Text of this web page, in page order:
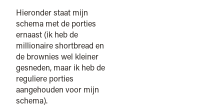
Hieronder staat mijn
schema met de porties
ernaast (ik heb de
millionaire shortbread en
de brownies wel kleiner
gesneden, maar ik heb de
reguliere porties
aangehouden voor mijn
schema).